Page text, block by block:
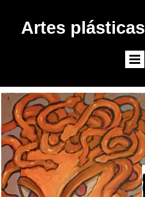
Artes